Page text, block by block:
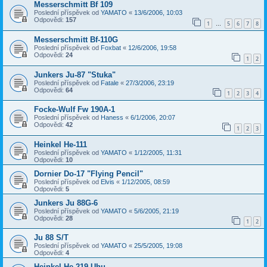
Messerschmitt Bf 109
Poslední příspěvek od YAMATO « 13/6/2006, 10:03
Odpovědi: 157 1 … 5 6 7 8
Messerschmitt Bf-110G
Poslední příspěvek od Foxbat « 12/6/2006, 19:58
Odpovědi: 24 1 2
Junkers Ju-87 "Stuka"
Poslední příspěvek od Fatale « 27/3/2006, 23:19
Odpovědi: 64 1 2 3 4
Focke-Wulf Fw 190A-1
Poslední příspěvek od Haness « 6/1/2006, 20:07
Odpovědi: 42 1 2 3
Heinkel He-111
Poslední příspěvek od YAMATO « 1/12/2005, 11:31
Odpovědi: 10
Dornier Do-17 "Flying Pencil"
Poslední příspěvek od Elvis « 1/12/2005, 08:59
Odpovědi: 5
Junkers Ju 88G-6
Poslední příspěvek od YAMATO « 5/6/2005, 21:19
Odpovědi: 28 1 2
Ju 88 S/T
Poslední příspěvek od YAMATO « 25/5/2005, 19:08
Odpovědi: 4